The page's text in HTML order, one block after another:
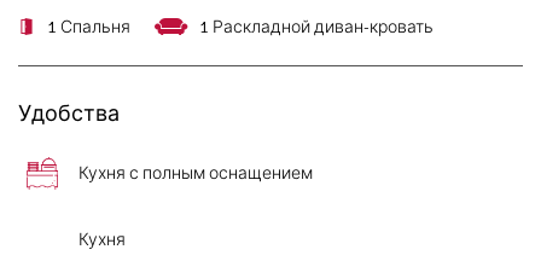
1 Спальня 1 Раскладной диван-кровать
Удобства
Кухня с полным оснащением
Кухня